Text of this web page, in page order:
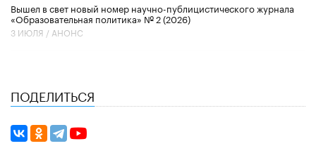
Вышел в свет новый номер научно-публицистического журнала
«Образовательная политика» № 2 (2026)
3 ИЮЛЯ / АНОНС
ПОДЕЛИТЬСЯ